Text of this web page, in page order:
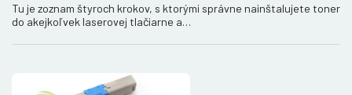
Tu je zoznam štyroch krokov, s ktorými správne nainštalujete toner
do akejkoľvek laserovej tlačiarne a…